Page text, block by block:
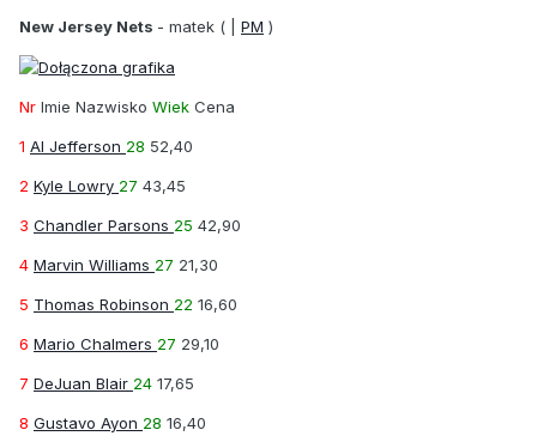
New Jersey Nets - matek ( | PM )
Nr Imie Nazwisko Wiek Cena
1 Al Jefferson 28 52,40
2 Kyle Lowry 27 43,45
3 Chandler Parsons 25 42,90
4 Marvin Williams 27 21,30
5 Thomas Robinson 22 16,60
6 Mario Chalmers 27 29,10
7 DeJuan Blair 24 17,65
8 Gustavo Ayon 28 16,40